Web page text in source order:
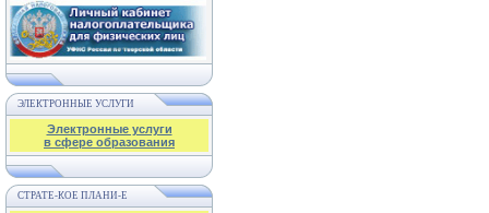
ЭЛЕКТРОННЫЕ УСЛУГИ
Электронные услуги
в сфере образования
СТРАТЕ-КОЕ ПЛАНИ-Е